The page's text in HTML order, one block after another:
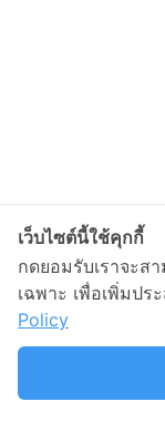
เว็บไซต์นี้ใช้คุกกี้
กดยอมรับเราจะส
เฉพาะ เพื่อเพิ่มป
Policy